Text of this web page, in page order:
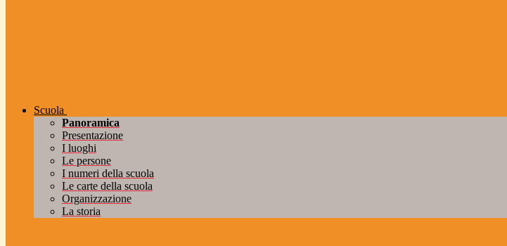
Scuola
Panoramica
Presentazione
I luoghi
Le persone
I numeri della scuola
Le carte della scuola
Organizzazione
La storia